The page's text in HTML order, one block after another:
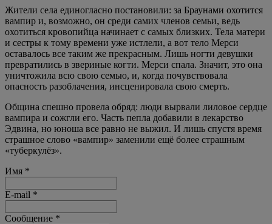
Жители села единогласно постановили: за Браунами охотится
вампир и, возможно, он среди самих членов семьи, ведь
охотиться кровопийца начинает с самых близких. Тела матери
и сестры к тому времени уже истлели, а вот тело Мерси
оставалось все таким же прекрасным. Лишь ногти девушки
превратились в звериные когти. Мерси спала. Значит, это она
уничтожила всю свою семью, и, когда почувствовала
опасность разоблачения, инсценировала свою смерть.
Община спешно провела обряд: люди вырвали лиловое сердце
вампира и сожгли его. Часть пепла добавили в лекарство
Эдвина, но юноша все равно не выжил. И лишь спустя время
страшное слово «вампир» заменили ещё более страшным
«туберкулёз».
Имя *
E-mail *
Сообщение *